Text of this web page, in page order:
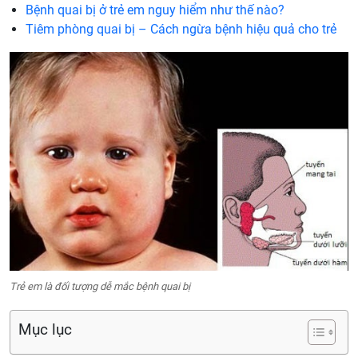
Bệnh quai bị ở trẻ em nguy hiểm như thế nào?
Tiêm phòng quai bị – Cách ngừa bệnh hiệu quả cho trẻ
Trẻ em là đối tượng dễ mắc bệnh quai bị
Mục lục